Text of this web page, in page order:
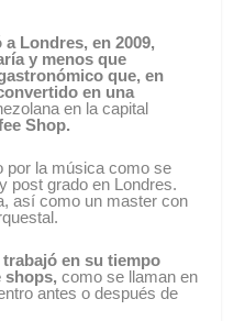
Londres, en 2009,
y menos que
que, en
en una
en la capital
Shop.
por la música como se
post grado en Londres.
así como un master con
en su tiempo
shops, como se llaman en
antes o después de